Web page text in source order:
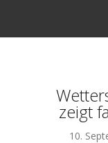
zeigt
10.